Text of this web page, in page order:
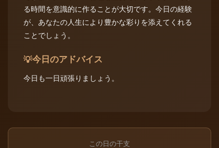
る時間を意識的に作ることが大切です。今日の経験
が、あなたの人生により豊かな彩りを添えてくれる
ことでしょう。
💡今日のアドバイス
今日も一日頑張りましょう。
この日の干支